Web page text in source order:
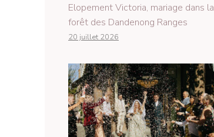
Elopement Victoria, mariage dans la
forêt des Dandenong Ranges
20 juillet 2026